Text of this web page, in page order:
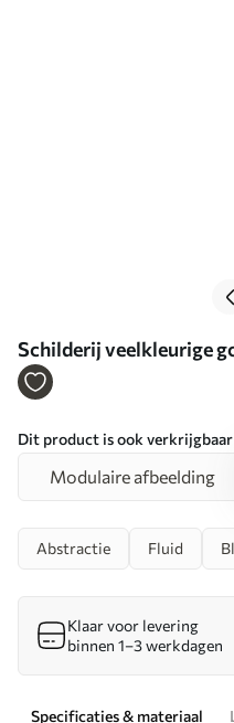
Schilderij veelkleurige
s45705
Dit product is ook
Modulaire afbeelding
Abstractie Fluid
Klaar voor levering
binnen 1–3 werkdagen
Specificaties & materiaal